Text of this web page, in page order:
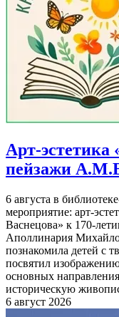
Арт-
пейзажи
6 августа в
мероприятие: арт-
Васнецова» к 170-
Аполлинария
познакомила детей с
посвятил
основных
историческую
6 август 2026